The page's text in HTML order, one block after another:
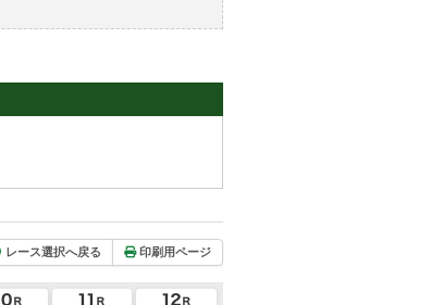
レース選択へ戻る 印刷用ページ